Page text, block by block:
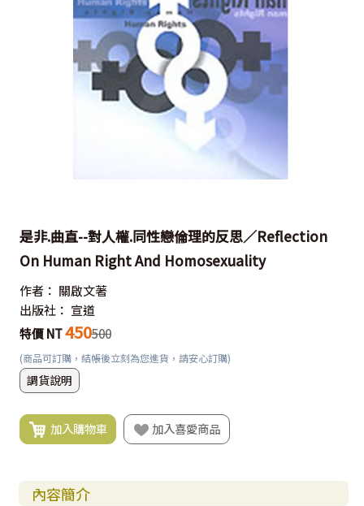
是非.曲直--對人權.同性戀倫理的反思／Reflection
On Human Right And Homosexuality
作者： 關啟文著
出版社： 宣道
特價 NT450500
(商品可訂購，結帳後立刻為您進貨，請安心訂購)
調貨說明
加入購物車 加入喜愛商品
內容簡介